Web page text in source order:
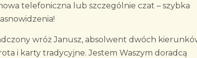
telefoniczna lub szczególnie czat – szybka
wróż Janusz, absolwent dwóch
i karty tradycyjne. Jestem Waszym doradcą